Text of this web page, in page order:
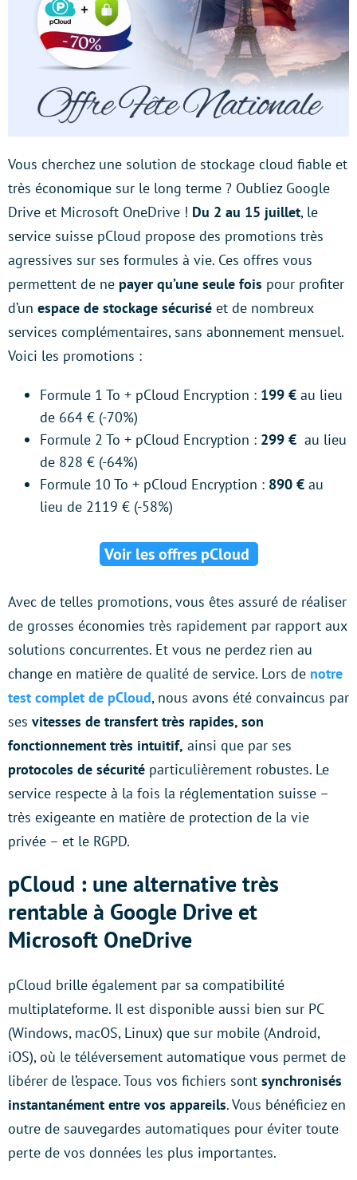
Vous cherchez une solution de stockage cloud fiable et
très économique sur le long terme ? Oubliez Google
Drive et Microsoft OneDrive ! Du 2 au 15 juillet, le
service suisse pCloud propose des promotions très
agressives sur ses formules à vie. Ces offres vous
permettent de ne payer qu’une seule fois pour profiter
d’un espace de stockage sécurisé et de nombreux
services complémentaires, sans abonnement mensuel.
Voici les promotions :
Formule 1 To + pCloud Encryption : 199 € au lieu
de 664 € (-70%)
Formule 2 To + pCloud Encryption : 299 € au lieu
de 828 € (-64%)
Formule 10 To + pCloud Encryption : 890 € au
lieu de 2119 € (-58%)
Voir les offres pCloud
Avec de telles promotions, vous êtes assuré de réaliser
de grosses économies très rapidement par rapport aux
solutions concurrentes. Et vous ne perdez rien au
change en matière de qualité de service. Lors de notre
test complet de pCloud, nous avons été convaincus par
ses vitesses de transfert très rapides, son
fonctionnement très intuitif, ainsi que par ses
protocoles de sécurité particulièrement robustes. Le
service respecte à la fois la réglementation suisse –
très exigeante en matière de protection de la vie
privée – et le RGPD.
pCloud : une alternative très
rentable à Google Drive et
Microsoft OneDrive
pCloud brille également par sa compatibilité
multiplateforme. Il est disponible aussi bien sur PC
(Windows, macOS, Linux) que sur mobile (Android,
iOS), où le téléversement automatique vous permet de
libérer de l’espace. Tous vos fichiers sont synchronisés
instantanément entre vos appareils. Vous bénéficiez en
outre de sauvegardes automatiques pour éviter toute
perte de vos données les plus importantes.